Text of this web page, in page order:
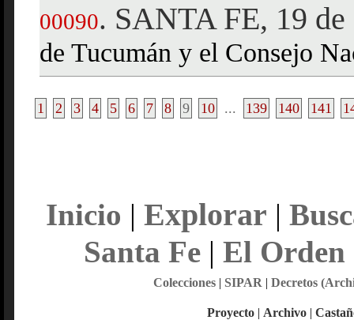
00090. SANTA FE, 19
de Tucumán y el Consejo
1 2 3 4 5 6 7 8 9 10 ... 139 140 141
Inicio | Explorar |
Santa Fe| El Orden
Colecciones| SIPAR | Decretos
Proyecto | Archivo |